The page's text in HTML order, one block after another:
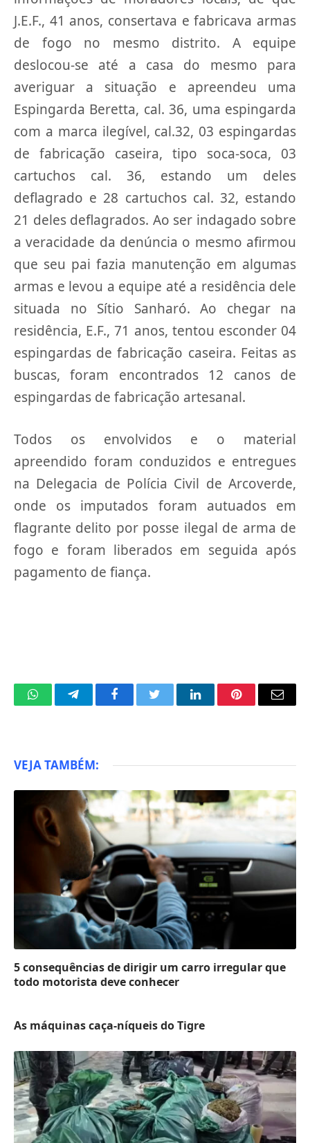
J.E.F., 41 anos, consertava e fabricava armas
de fogo no mesmo distrito. A equipe
deslocou-se até a casa do mesmo para
averiguar a situação e apreendeu uma
Espingarda Beretta, cal. 36, uma espingarda
com a marca ilegível, cal.32, 03 espingardas
de fabricação caseira, tipo soca-soca, 03
cartuchos cal. 36, estando um deles
deflagrado e 28 cartuchos cal. 32, estando
21 deles deflagrados. Ao ser indagado sobre
a veracidade da denúncia o mesmo afirmou
que seu pai fazia manutenção em algumas
armas e levou a equipe até a residência dele
situada no Sítio Sanharó. Ao chegar na
residência, E.F., 71 anos, tentou esconder 04
espingardas de fabricação caseira. Feitas as
buscas, foram encontrados 12 canos de
espingardas de fabricação artesanal.
Todos os envolvidos e o material
apreendido foram conduzidos e entregues
na Delegacia de Polícia Civil de Arcoverde,
onde os imputados foram autuados em
flagrante delito por posse ilegal de arma de
fogo e foram liberados em seguida após
pagamento de fiança.
WhatsAppTelegramFacebookTwitter LinkedInPinterestEmail
VEJA TAMBÉM:
5 consequências de dirigir um carro irregular que
todo motorista deve conhecer
As máquinas caça-níqueis do Tigre